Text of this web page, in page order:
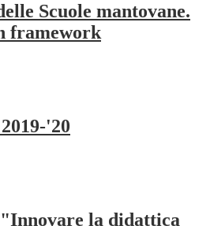
Scuole mantovane.
framework
'20
la didattica